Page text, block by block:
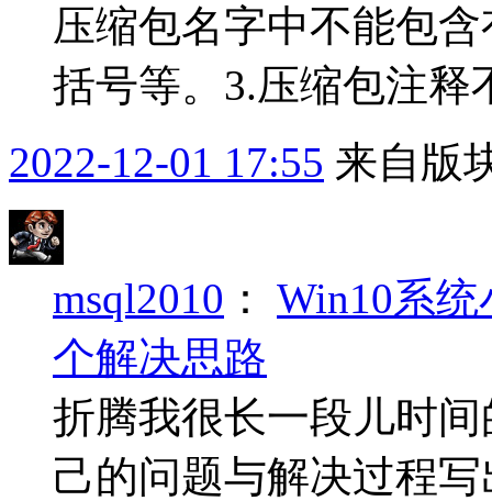
压缩包名字中不能包
括号等。3.压缩包注
2022-12-01 17:55 来自版
msql2010 ： Win10系
个解决思路
折腾我很长一段儿时
己的问题与解决过程